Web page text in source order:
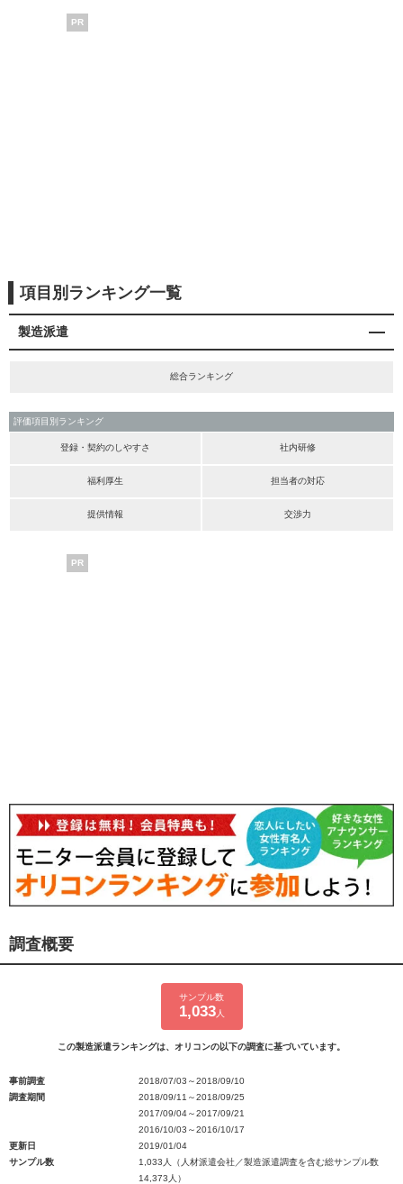
PR
項目別ランキング一覧
製造派遣
総合ランキング
評価項目別ランキング
登録・契約のしやすさ 社内研修
福利厚生 担当者の対応
提供情報 交渉力
PR
調査概要
サンプル数
1,033人
この製造派遣ランキングは、オリコンの以下の調査に基づいています。
事前調査
2018/07/03～2018/09/10
調査期間
2018/09/11～2018/09/25
2017/09/04～2017/09/21
2016/10/03～2016/10/17
更新日
2019/01/04
サンプル数
1,033人（人材派遣会社／製造派遣調査を含む総サンプル数
14,373人）